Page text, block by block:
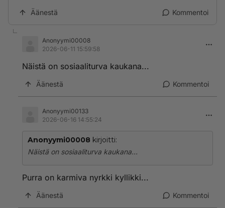
Äänestä Kommentoi
Anonyymi00008
2026-06-11 15:59:58
Näistä on sosiaaliturva kaukana...
Äänestä Kommentoi
Anonyymi00133
2026-06-16 14:55:24
Anonyymi00008 kirjoitti:
Näistä on sosiaaliturva kaukana...
Purra on karmiva nyrkki kyllikki...
Äänestä Kommentoi